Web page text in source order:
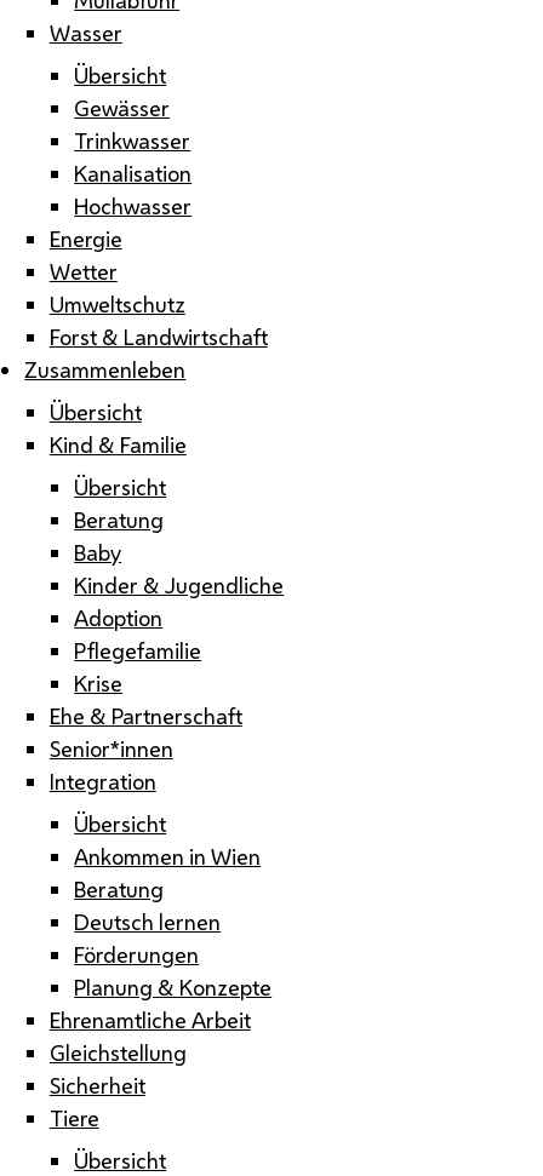
Wasser
Übersicht
Gewässer
Trinkwasser
Kanalisation
Hochwasser
Energie
Wetter
Umweltschutz
Forst & Landwirtschaft
Zusammenleben
Übersicht
Kind & Familie
Übersicht
Beratung
Baby
Kinder & Jugendliche
Adoption
Pflegefamilie
Krise
Ehe & Partnerschaft
Senior*innen
Integration
Übersicht
Ankommen in Wien
Beratung
Deutsch lernen
Förderungen
Planung & Konzepte
Ehrenamtliche Arbeit
Gleichstellung
Sicherheit
Tiere
Übersicht